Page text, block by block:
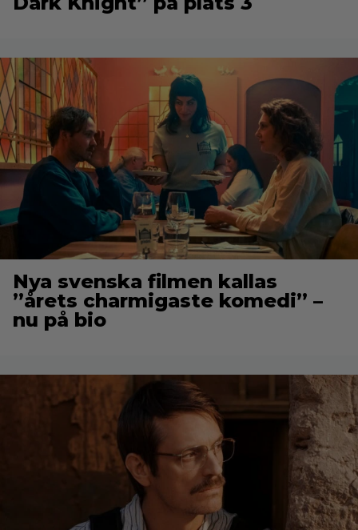
Nya svenska filmen kallas
”årets charmigaste komedi” –
nu på bio